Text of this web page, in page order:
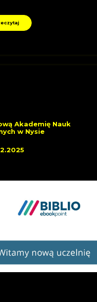
Akademię Nauk
w Nysie